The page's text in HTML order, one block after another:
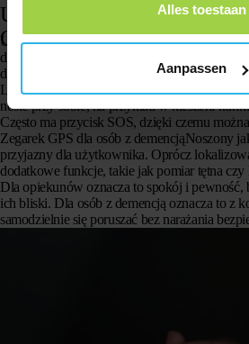
Alles toestaan
Aanpassen
Urządzenia pomocnicze:
GPS dla osób z demencją
Urządzenia technologiczne odgrywają coraz
domowej. Stały się one nieodzowne
demencją, które mają skłonność do błąkania się
Lokalizator GPS dla osób z demencjąTo
nosić przy sobie, na przykład w kieszeni
Często ma przycisk SOS, dzięki czemu
Zegarek GPS dla osób z demencjąNoszony
przyjazny dla użytkownika. Oprócz
dodatkowe funkcje, takie jak pomiar tętna
Dla opiekunów oznacza to spokój i pewność,
ich bliski. Dla osób z demencją oznacza to z
samodzielnie się poruszać bez narażania